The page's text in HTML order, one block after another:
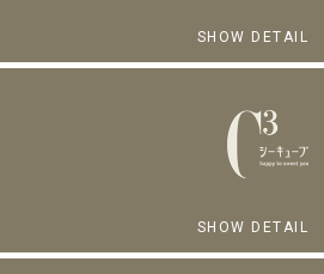
SHOW DETAIL
SHOW DETAIL